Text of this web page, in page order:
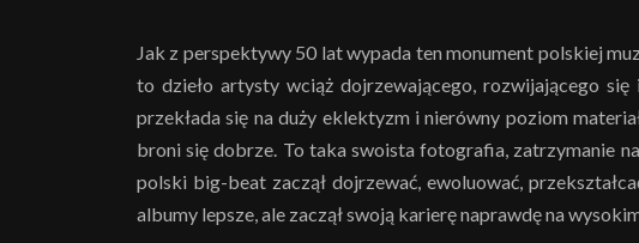
Jak z perspektywy 50 lat wypada ten monument polskiej
to dzieło artysty wciąż dojrzewającego, rozwijającego
przekłada się na duży eklektyzm i nierówny poziom
broni się dobrze. To taka swoista fotografia, zatrzymanie
polski big-beat zaczął dojrzewać, ewoluować,
albumy lepsze, ale zaczął swoją karierę naprawdę na